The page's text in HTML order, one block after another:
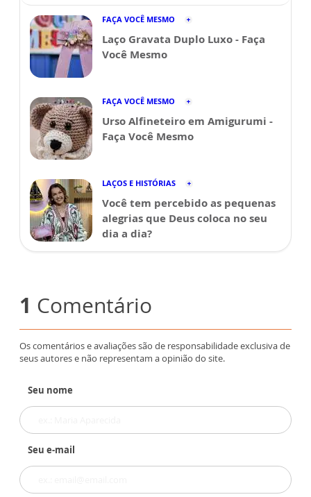
FAÇA VOCÊ MESMO
Laço Gravata Duplo Luxo - Faça
Você Mesmo
FAÇA VOCÊ MESMO
Urso Alfineteiro em Amigurumi -
Faça Você Mesmo
LAÇOS E HISTÓRIAS
Você tem percebido as pequenas
alegrias que Deus coloca no seu
dia a dia?
1 Comentário
Os comentários e avaliações são de responsabilidade exclusiva de
seus autores e não representam a opinião do site.
Seu nome
Seu e-mail